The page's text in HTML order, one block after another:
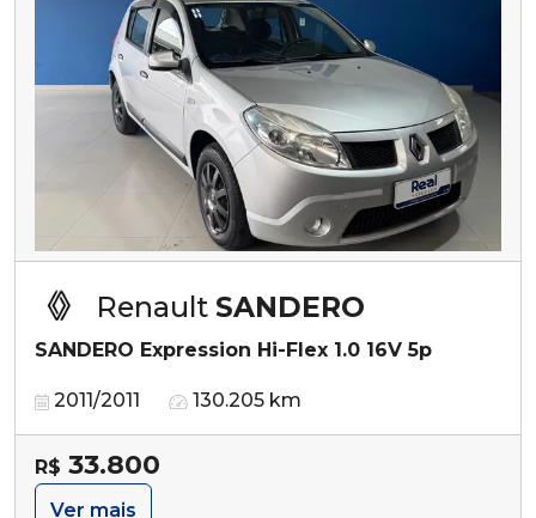
Renault SANDERO
SANDERO Expression Hi-Flex 1.0 16V 5p
2011/2011 130.205 km
R$ 33.800
Ver mais